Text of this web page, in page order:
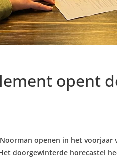
opent
openen in het voorjaar
doorgewinterde horecastel